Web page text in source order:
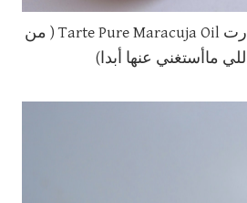
زيت الماركوجا من تارت Tarte Pure Maracuja Oil ( من
ماأستغني عنها أبدا)